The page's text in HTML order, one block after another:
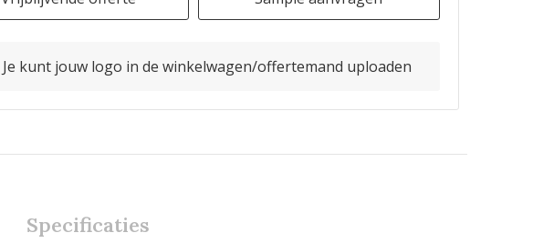
Je kunt jouw logo in de winkelwagen/offertemand uploaden
Specificaties